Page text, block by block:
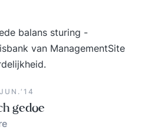
balans sturing -
van ManagementSite
.
gedoe